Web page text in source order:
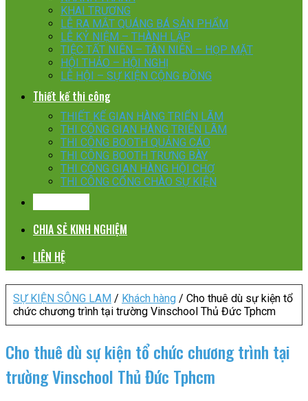
KHAI TRƯƠNG
LỄ RA MẮT QUÁNG BÁ SẢN PHẨM
LỄ KỶ NIỆM – THÀNH LẬP
TIỆC TẤT NIÊN – TÂN NIÊN – HỌP MẶT
HỘI THẢO – HỘI NGHỊ
LỄ HỘI – SỰ KIỆN CỘNG ĐỒNG
Thiết kế thi công
THIẾT KẾ GIAN HÀNG TRIỂN LÃM
THI CÔNG GIAN HÀNG TRIỂN LÃM
THI CÔNG BOOTH QUẢNG CÁO
THI CÔNG BOOTH TRƯNG BÀY
THI CÔNG GIAN HÀNG HỘI CHỢ
THI CÔNG CỔNG CHÀO SỰ KIỆN
CHIA SẺ KINH NGHIỆM
LIÊN HỆ
SỰ KIỆN SÔNG LAM / Khách hàng / Cho thuê dù sự kiện tổ
chức chương trình tại trường Vinschool Thủ Đức Tphcm
Cho thuê dù sự kiện tổ chức chương trình tại
trường Vinschool Thủ Đức Tphcm